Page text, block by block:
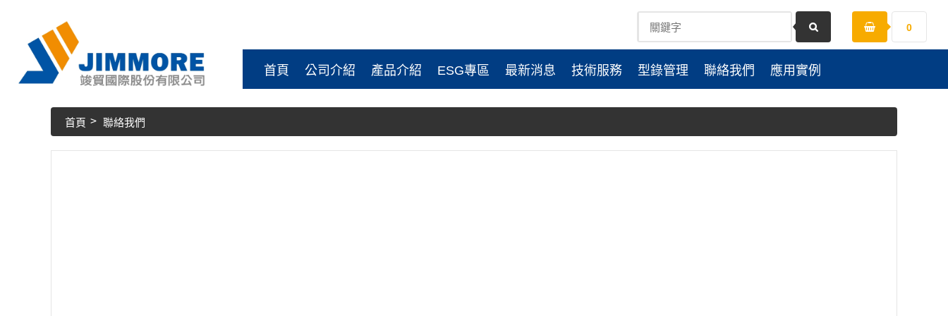
0
首頁 公司介紹 產品介紹 ESG專區 最新消息 技術服務 型錄管理 聯絡我們 應用實例
首頁 聯絡我們